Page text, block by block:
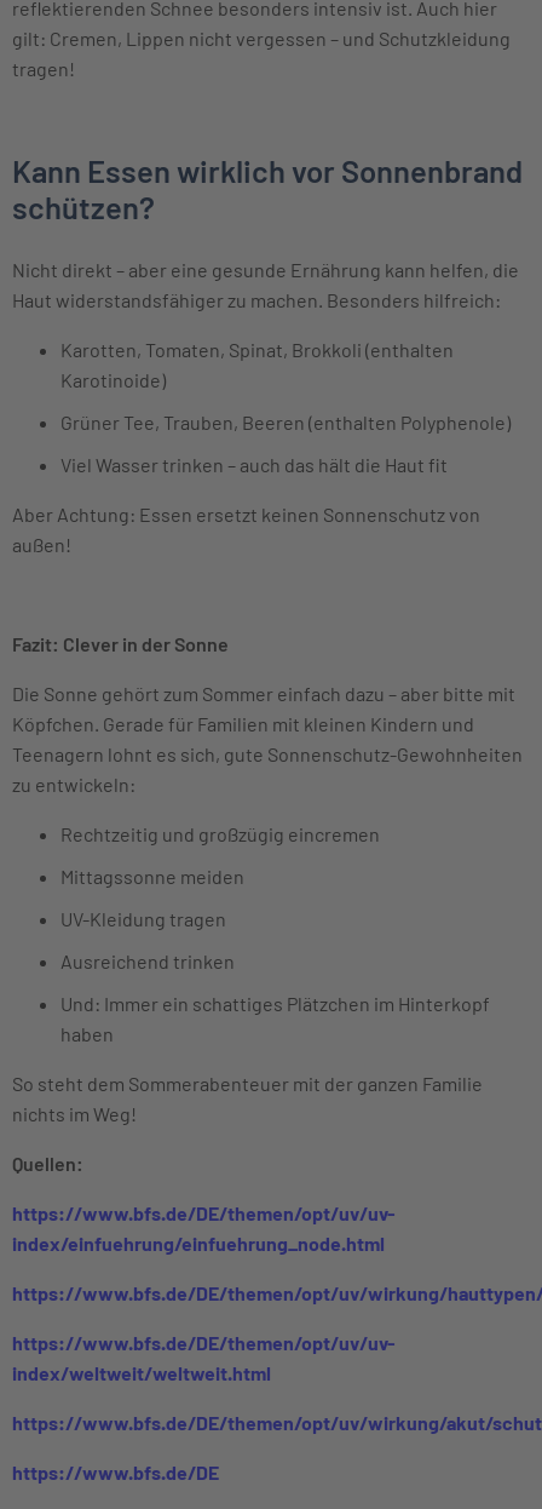
reflektierenden Schnee besonders intensiv ist. Auch hier
gilt: Cremen, Lippen nicht vergessen – und Schutzkleidung
tragen!
Kann Essen wirklich vor Sonnenbrand
schützen?
Nicht direkt – aber eine gesunde Ernährung kann helfen, die
Haut widerstandsfähiger zu machen. Besonders hilfreich:
Karotten, Tomaten, Spinat, Brokkoli (enthalten
Karotinoide)
Grüner Tee, Trauben, Beeren (enthalten Polyphenole)
Viel Wasser trinken – auch das hält die Haut fit
Aber Achtung: Essen ersetzt keinen Sonnenschutz von
außen!
Fazit: Clever in der Sonne
Die Sonne gehört zum Sommer einfach dazu – aber bitte mit
Köpfchen. Gerade für Familien mit kleinen Kindern und
Teenagern lohnt es sich, gute Sonnenschutz-Gewohnheiten
zu entwickeln:
Rechtzeitig und großzügig eincremen
Mittagssonne meiden
UV-Kleidung tragen
Ausreichend trinken
Und: Immer ein schattiges Plätzchen im Hinterkopf
haben
So steht dem Sommerabenteuer mit der ganzen Familie
nichts im Weg!
Quellen:
https://www.bfs.de/DE/themen/opt/uv/uv-
index/einfuehrung/einfuehrung_node.html
https://www.bfs.de/DE/themen/opt/uv/wirkung/hauttypen/
https://www.bfs.de/DE/themen/opt/uv/uv-
index/weltweit/weltweit.html
https://www.bfs.de/DE/themen/opt/uv/wirkung/akut/
https://www.bfs.de/DE